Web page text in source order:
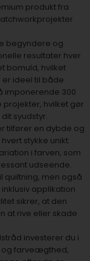
produkt fra
begyndere og
resultater hver
bomuld, hvilket
er ideel til både
imponerende 300
hvilket gør
syudstyr.
tilfører en dybde og
stykke unikt.
i farven, som
udseende.
quiltning, men også
applikation
sikrer, at den
at rive eller skade
investerer du i
og farveægthed,